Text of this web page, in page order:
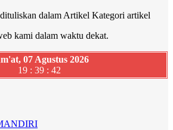
dalam Artikel Kategori artikel
kami dalam waktu dekat.
07 Agustus 2026
19 : 39 : 43